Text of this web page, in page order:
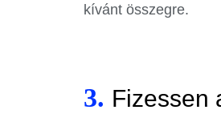
kívánt összegre.
3. Fizessen